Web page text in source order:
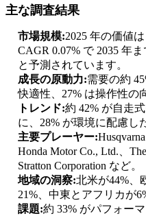
主な調査結果
市場規模:2025 年の価値は
CAGR 0.07% で 2035 年
と予測されています。
成長の原動力:需要の約
快適性、27% は操作性の
トレンド:約 42% が自走
に、28% が環境に配慮し
主要プレーヤー:
Honda Motor Co., Ltd.、
Stratton Corporation など。
地域の洞察:北米が44%、
21%、中東とアフリカが
課題:約 33% がパフォー